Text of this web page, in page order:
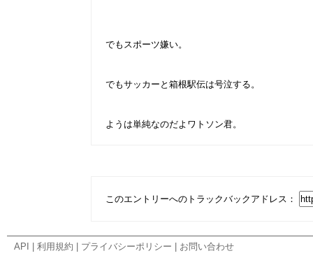
でもスポーツ嫌い。
でもサッカーと箱根駅伝は号泣する。
ようは単純なのだよワトソン君。
このエントリーへのトラックバックアドレス：
API 利用規約 プライバシーポリシー お問い合わせ